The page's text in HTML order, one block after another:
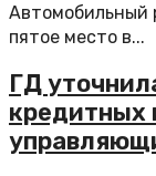
Автомобильный
пятое место в...
ГД
кредитных